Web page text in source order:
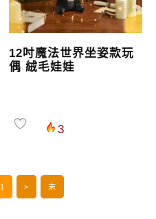
12吋魔法世界坐姿款玩
偶 絨毛娃娃
3
1 > 末